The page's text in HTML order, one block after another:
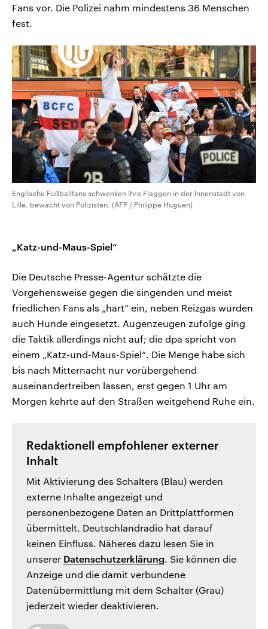
Fans vor. Die Polizei nahm mindestens 36 Menschen
fest.
Englische Fußballfans schwenken ihre Flaggen in der Innenstadt von
Lille, bewacht von Polizisten. (AFP / Philippe Huguen)
„Katz-und-Maus-Spiel“
Die Deutsche Presse-Agentur schätzte die
Vorgehensweise gegen die singenden und meist
friedlichen Fans als „hart“ ein, neben Reizgas wurden
auch Hunde eingesetzt. Augenzeugen zufolge ging
die Taktik allerdings nicht auf; die dpa spricht von
einem „Katz-und-Maus-Spiel“. Die Menge habe sich
bis nach Mitternacht nur vorübergehend
auseinandertreiben lassen, erst gegen 1 Uhr am
Morgen kehrte auf den Straßen weitgehend Ruhe ein.
Redaktionell empfohlener externer
Inhalt
Mit Aktivierung des Schalters (Blau) werden
externe Inhalte angezeigt und
personenbezogene Daten an Drittplattformen
übermittelt. Deutschlandradio hat darauf
keinen Einfluss. Näheres dazu lesen Sie in
unserer Datenschutzerklärung. Sie können die
Anzeige und die damit verbundene
Datenübermittlung mit dem Schalter (Grau)
jederzeit wieder deaktivieren.